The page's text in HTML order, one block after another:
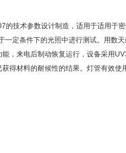
技术参数设计制造，适用于适用于
一定条件下的光照中进行测试。用数
，来电后制动恢复运行，设备采用
得材料的耐候性的结果。灯管有效使